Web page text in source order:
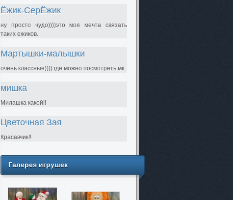
Ёжик-СерЁжик
ну просто чудо))))это моя мечта связать
таких ежиков.
Мартышки-малышки
очень классные)))) где можно посмотреть мк
мишка
Милашка какой!!
Цветочная Зая
Красавчик!!
Галерея игрушек